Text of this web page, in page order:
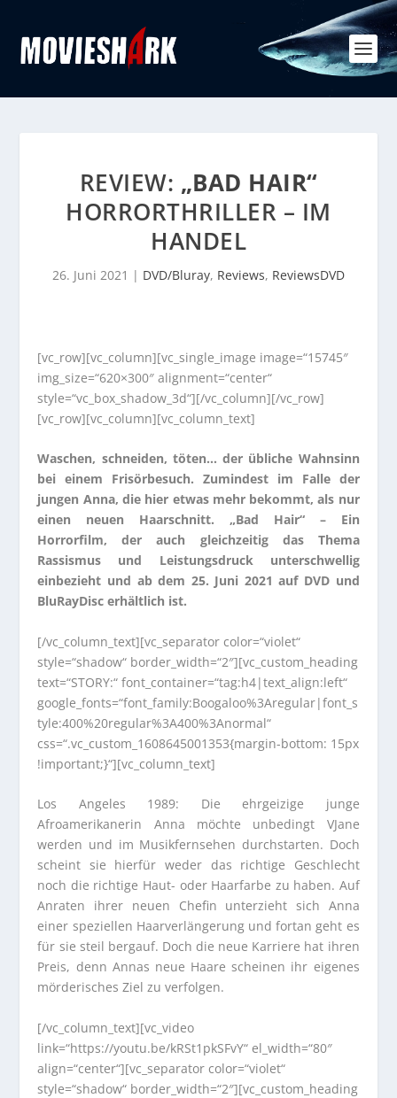
REVIEW: „BAD HAIR“
HORRORTHRILLER – IM
HANDEL
26. Juni 2021 | DVD/Bluray, Reviews, ReviewsDVD
[vc_row][vc_column][vc_single_image image=“15745″
img_size=“620×300″ alignment=“center“
style=“vc_box_shadow_3d“][/vc_column][/vc_row]
[vc_row][vc_column][vc_column_text]
Waschen, schneiden, töten… der übliche Wahnsinn
bei einem Frisörbesuch. Zumindest im Falle der
jungen Anna, die hier etwas mehr bekommt, als nur
einen neuen Haarschnitt. „Bad Hair“ – Ein
Horrorfilm, der auch gleichzeitig das Thema
Rassismus und Leistungsdruck unterschwellig
einbezieht und ab dem 25. Juni 2021 auf DVD und
BluRayDisc erhältlich ist.
[/vc_column_text][vc_separator color=“violet“
style=“shadow“ border_width=“2″][vc_custom_heading
text=“STORY:“ font_container=“tag:h4|text_align:left“
google_fonts=“font_family:Boogaloo%3Aregular|font_s
tyle:400%20regular%3A400%3Anormal“
css=“.vc_custom_1608645001353{margin-bottom: 15px
!important;}“][vc_column_text]
Los Angeles 1989: Die ehrgeizige junge
Afroamerikanerin Anna möchte unbedingt VJane
werden und im Musikfernsehen durchstarten. Doch
scheint sie hierfür weder das richtige Geschlecht
noch die richtige Haut- oder Haarfarbe zu haben. Auf
Anraten ihrer neuen Chefin unterzieht sich Anna
einer speziellen Haarverlängerung und fortan geht es
für sie steil bergauf. Doch die neue Karriere hat ihren
Preis, denn Annas neue Haare scheinen ihr eigenes
mörderisches Ziel zu verfolgen.
[/vc_column_text][vc_video
link=“https://youtu.be/kRSt1pkSFvY“ el_width=“80″
align=“center“][vc_separator color=“violet“
style=“shadow“ border_width=“2″][vc_custom_heading